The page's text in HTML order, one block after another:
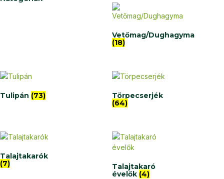
Vetőmag/Dughagyma
(18)
Tulipán (73)
Törpecserjék
(64)
Talajtakarók
(7)
Talajtakaró
évelők (4)